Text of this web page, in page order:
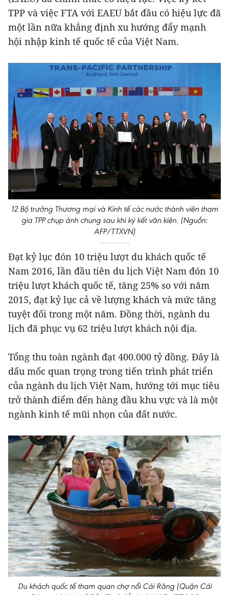
TPP và việc FTA với EAEU bắt đầu có hiệu lực đã
một lần nữa khẳng định xu hướng đẩy mạnh
hội nhập kinh tế quốc tế của Việt Nam.
12 Bộ trưởng Thương mại và Kinh tế các nước thành viên tham
gia TPP chụp ảnh chung sau khi ký kết văn kiện. (Nguồn:
AFP/TTXVN)
Đạt kỷ lục đón 10 triệu lượt du khách quốc tế
Nam 2016, lần đầu tiên du lịch Việt Nam đón 10
triệu lượt khách quốc tế, tăng 25% so với năm
2015, đạt kỷ lục cả về lượng khách và mức tăng
tuyệt đối trong một năm. Đồng thời, ngành du
lịch đã phục vụ 62 triệu lượt khách nội địa.
Tổng thu toàn ngành đạt 400.000 tỷ đồng. Đây là
dấu mốc quan trọng trong tiến trình phát triển
của ngành du lịch Việt Nam, hướng tới mục tiêu
trở thành điểm đến hàng đầu khu vực và là một
ngành kinh tế mũi nhọn của đất nước.
Du khách quốc tế tham quan chợ nổi Cái Răng (Quận Cái